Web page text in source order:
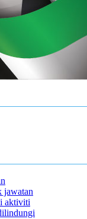
jawatan
aktiviti